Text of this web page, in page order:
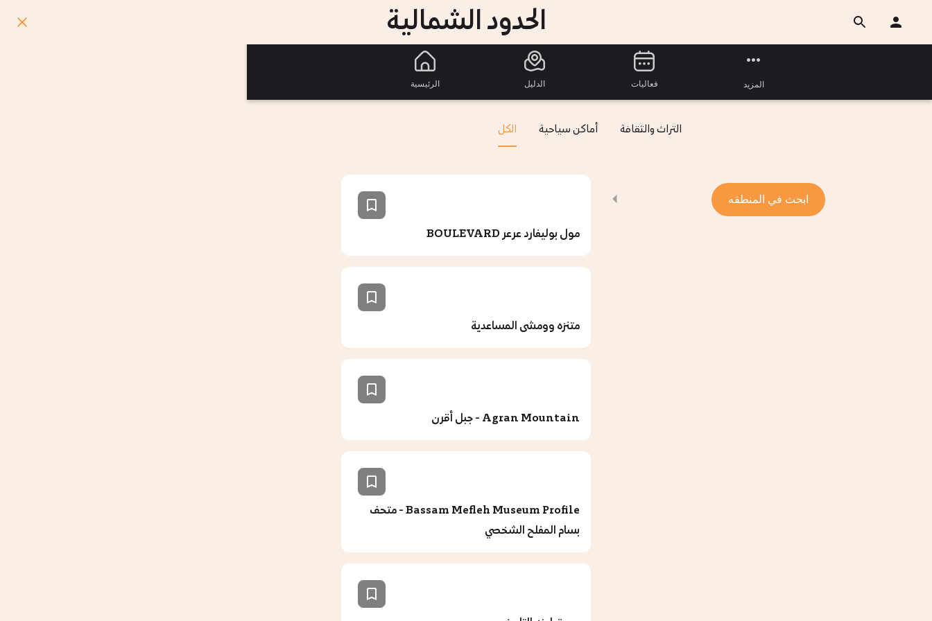
الحدود الشمالية
الرئيسية الدليل فعاليات المزيد
الكل أماكن سياحية التراث والثقافة
مول بوليفارد عرعر BOULEVARD
متنزه وومشى المساعدية
Agran Mountain - جبل أقرن
Bassam Mefleh Museum Profile - متحف
بسام المفلح الشخصي
ابحث في المنطقه